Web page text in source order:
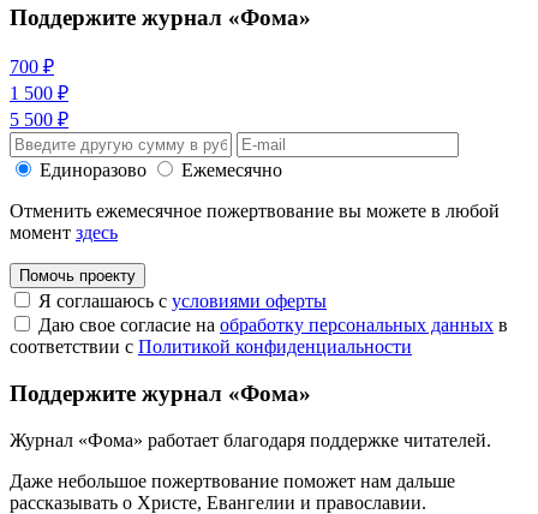
Поддержите журнал «Фома»
700 ₽
1 500 ₽
5 500 ₽
Единоразово
Ежемесячно
Отменить ежемесячное пожертвование вы можете в любой
момент здесь
Помочь проекту
Я соглашаюсь с условиями оферты
Даю свое согласие на обработку персональных данных в
соответствии с Политикой конфиденциальности
Поддержите журнал «Фома»
Журнал «Фома» работает благодаря поддержке читателей.
Даже небольшое пожертвование поможет нам дальше
рассказывать о Христе, Евангелии и православии.